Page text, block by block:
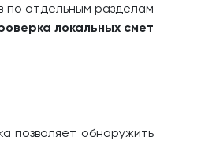
по отдельным разделам
локальных смет
позволяет обнаружить